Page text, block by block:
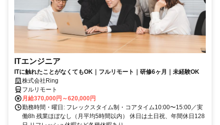
ITエンジニア
ITに触れたことがなくてもOK｜フルリモート｜研修6ヶ月｜未経験OK
株式会社Ring
フルリモート
月給370,000円～620,000円
勤務時間・曜日: フレックスタイム制・コアタイム10:00〜15:00／実
働8h 残業ほぼなし（月平均5時間以内） 休日は土日祝、年間休日128